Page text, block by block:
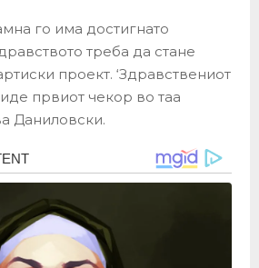
го има достигнато
треба да стане
проект. ‘Здравствениот
првиот чекор во таа
Даниловски.